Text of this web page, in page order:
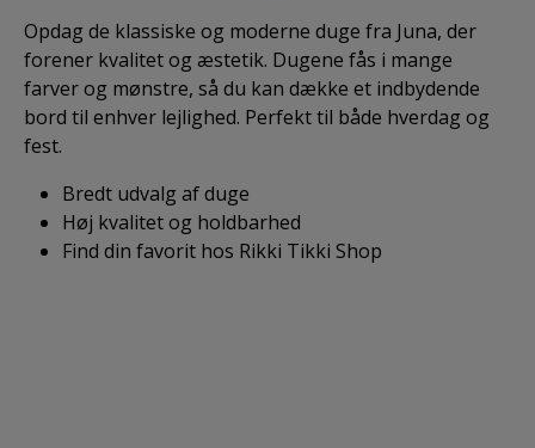
Opdag de klassiske og moderne duge fra Juna, der
forener kvalitet og æstetik. Dugene fås i mange
farver og mønstre, så du kan dække et indbydende
bord til enhver lejlighed. Perfekt til både hverdag og
fest.
Bredt udvalg af duge
Høj kvalitet og holdbarhed
Find din favorit hos Rikki Tikki Shop